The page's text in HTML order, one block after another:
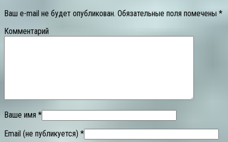
Ваш e-mail не будет опубликован. Обязательные поля помечены *
Комментарий
Ваше имя *
Email (не публикуется) *